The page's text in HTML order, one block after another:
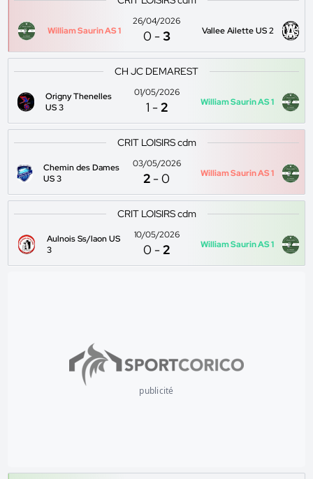
William Saurin AS 1
26/04/2026
0 -3 Vallee Ailette US 2
CH JC DEMAREST
Origny Thenelles
US 3
01/05/2026
1 -2 William Saurin AS 1
CRIT LOISIRS cdm
Chemin des Dames
US 3
03/05/2026
2 -0 William Saurin AS 1
CRIT LOISIRS cdm
Aulnois Ss/laon US
3
10/05/2026
0 -2 William Saurin AS 1
publicité